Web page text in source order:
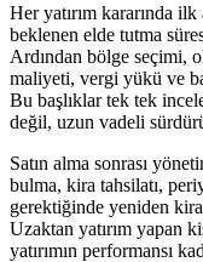
Her yatırım kararında
beklenen elde tutma
Ardından bölge seçimi,
maliyeti, vergi yükü ve
Bu başlıklar tek tek
değil, uzun vadeli
Satın alma sonrası
bulma, kira tahsilatı,
gerektiğinde yeniden
Uzaktan yatırım yapan
yatırımın performansı